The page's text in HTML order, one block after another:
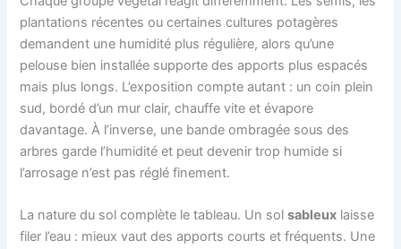
plantations récentes ou certaines cultures potagères
demandent une humidité plus régulière, alors qu’une
pelouse bien installée supporte des apports plus espacés
mais plus longs. L’exposition compte autant : un coin plein
sud, bordé d’un mur clair, chauffe vite et évapore
davantage. À l’inverse, une bande ombragée sous des
arbres garde l’humidité et peut devenir trop humide si
l’arrosage n’est pas réglé finement.
La nature du sol complète le tableau. Un solsableux laisse
filer l’eau : mieux vaut des apports courts et fréquents. Une